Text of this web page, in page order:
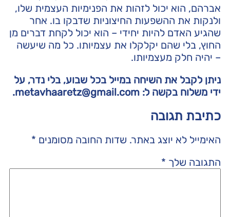
אברהם, הוא יכול לזהות את הפנימיות העצמית שלו,
ולנקות את ההשפעות החיצוניות שדבקו בו. אחר
שהגיע האדם להיות יחידי – הוא יכול לקחת דברים מן
החוץ, בלי שהם יקלקלו את עצמיותו. כל מה שיעשה
– יהיה חלק מעצמיותו.
ניתן לקבל את השיחה במייל בכל שבוע, בלי נדר, על
ידי משלוח בקשה ל: metavhaaretz@gmail.com
.
כתיבת תגובה
האימייל לא יוצג באתר. שדות החובה מסומנים *
התגובה שלך *